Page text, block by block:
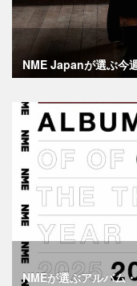
NME Japanが選ぶ今
NMEが選ぶアルバム